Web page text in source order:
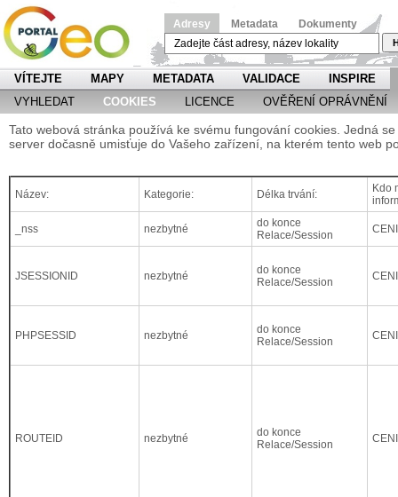
Adresy Metadata Dokumenty
VÍTEJTE MAPY METADATA VALIDACE
INSPIRE
VYHLEDAT
COOKIES LICENCE OVĚŘENÍ OPRÁVNĚNÍ
Tato webová stránka používá ke svému fungování cookies. Jedná
server dočasně umisťuje do Vašeho zařízení, na kterém tento web
Název: Kategorie: Délka trvání:
Kdo
_nss nezbytné
do konce
Relace/Session
JSESSIONID nezbytné
do konce
Relace/Session
PHPSESSID nezbytné
do konce
Relace/Session
ROUTEID nezbytné
do konce
Relace/Session